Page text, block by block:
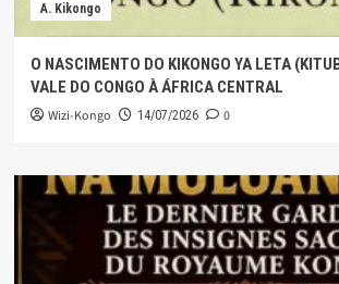
A. Kikongo
O NASCIMENTO DO KIKONGO YA LETA
VALE DO CONGO À ÁFRICA CENTRAL
Wizi-Kongo 14/07/2026 0